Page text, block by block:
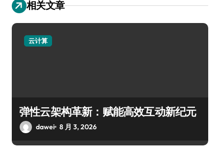
相关文章
云计算
弹性云架构革新：赋能高效互动新纪元
dawei 8 月 3, 2026